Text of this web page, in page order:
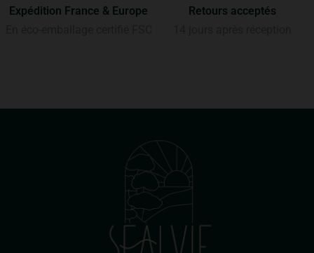
Expédition France & Europe
Retours acceptés